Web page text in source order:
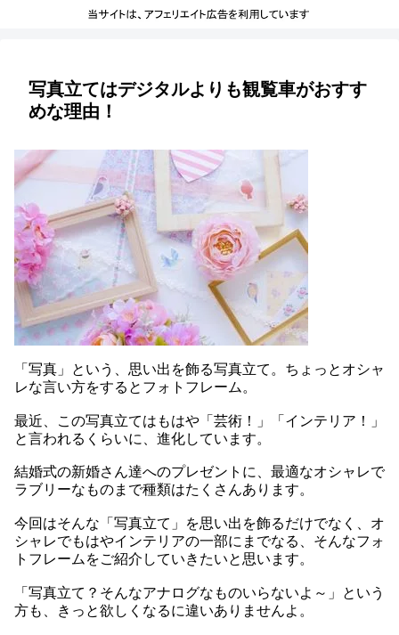
写真立てはデジタルよりも観覧車がおすす
めな理由！
「写真」という、思い出を飾る写真立て。ちょっとオシャ
レな言い方をするとフォトフレーム。
最近、この写真立てはもはや「芸術！」「インテリア！」
と言われるくらいに、進化しています。
結婚式の新婚さん達へのプレゼントに、最適なオシャレで
ラブリーなものまで種類はたくさんあります。
今回はそんな「写真立て」を思い出を飾るだけでなく、オ
シャレでもはやインテリアの一部にまでなる、そんなフォ
トフレームをご紹介していきたいと思います。
「写真立て？そんなアナログなものいらないよ～」という
方も、きっと欲しくなるに違いありませんよ。